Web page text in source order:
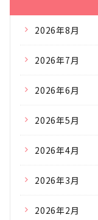
2026年8月
2026年7月
2026年6月
2026年5月
2026年4月
2026年3月
2026年2月